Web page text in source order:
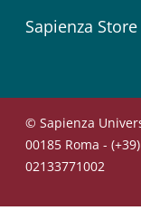
Sapienza Store
© Sapienza
00185 Roma -
02133771002